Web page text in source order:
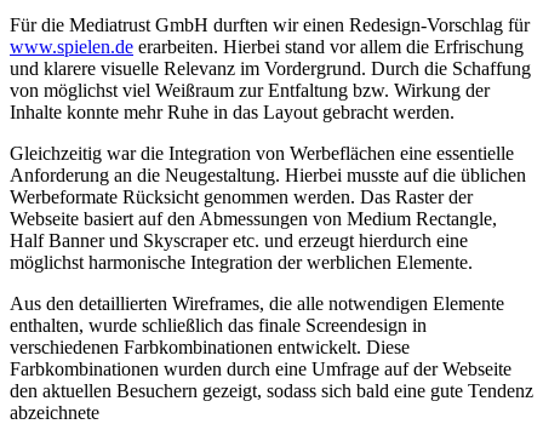
Für die Mediatrust GmbH durften wir einen Redesign-Vorschlag für
www.spielen.de erarbeiten. Hierbei stand vor allem die Erfrischung
und klarere visuelle Relevanz im Vordergrund. Durch die Schaffung
von möglichst viel Weißraum zur Entfaltung bzw. Wirkung der
Inhalte konnte mehr Ruhe in das Layout gebracht werden.
Gleichzeitig war die Integration von Werbeflächen eine essentielle
Anforderung an die Neugestaltung. Hierbei musste auf die üblichen
Werbeformate Rücksicht genommen werden. Das Raster der
Webseite basiert auf den Abmessungen von Medium Rectangle,
Half Banner und Skyscraper etc. und erzeugt hierdurch eine
möglichst harmonische Integration der werblichen Elemente.
Aus den detaillierten Wireframes, die alle notwendigen Elemente
enthalten, wurde schließlich das finale Screendesign in
verschiedenen Farbkombinationen entwickelt. Diese
Farbkombinationen wurden durch eine Umfrage auf der Webseite
den aktuellen Besuchern gezeigt, sodass sich bald eine gute Tendenz
abzeichnete